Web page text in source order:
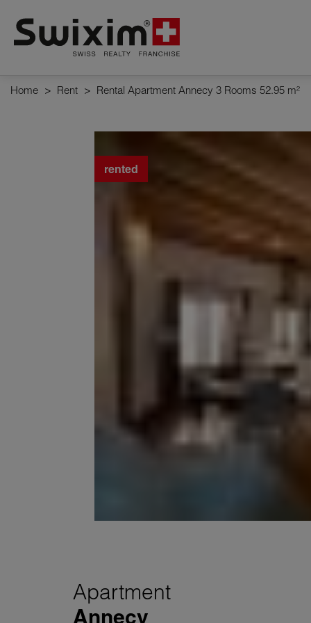
Home > Rent > Rental Apartment Annecy 3 Rooms 52.95 m²
rented
Apartment
Annecy